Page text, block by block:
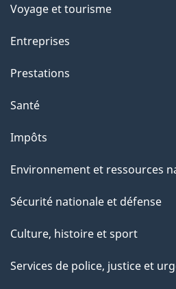
a
g
"
Voyage et tourisme
Entreprises
Prestations
Santé
Impôts
Environnement et ressources
Sécurité nationale et défense
Culture, histoire et sport
Services de police, justice et